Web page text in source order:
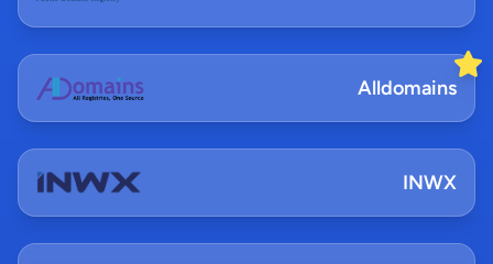
Alldomains
INWX